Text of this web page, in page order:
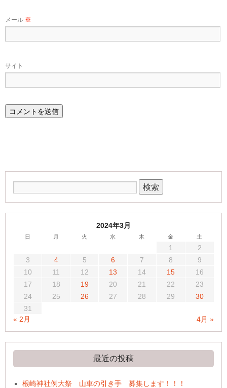
メール ※
サイト
2024年3月
日 月 火 水 木 金 土
1
2
3
4 5 6 7 8
9
10
11 12 13 14 15
16
17
18 19 20 21 22
23
24
25 26 27 28 29
30
31
« 2月
4月 »
最近の投稿
根崎神社例大祭 山車の引き手 募集します！！！